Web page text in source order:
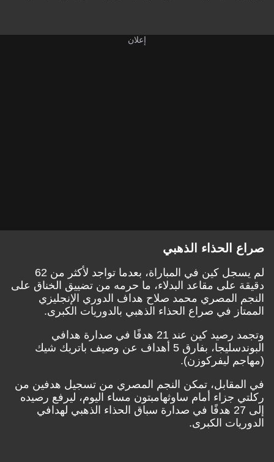
صراع الحذاء الذهبي
لم يسجل كين في المباراة، بعدما تواجد لأكثر من 62
دقيقة على مقاعد البدلاء، ما حرمه من تضييق الخناق على
النجم المصري محمد صلاح هداف الدوري الإنجليزي
الممتاز في صراع الحذاء الذهبي بالدوريات الكبرى.
وتجمد رصيد كين عند 21 هدفًا في صدارة هدافي
البوندسليجا، بفارق 5 أهداف عن وصيف باتريك شيك
(مهاجم ليفركوزن).
في المقابل، تمكن النجم المصري من تسجيل هدفين من
ركلتي جزاء أمام ساوثهامبتون مساء اليوم، ليرفع رصيده
إلى 27 هدفًا في صدارة سباق الحذاء الذهبي لهدافي
الدوريات الكبرى.